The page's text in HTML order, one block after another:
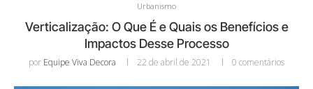
Urbanismo
Verticalização: O Que É e Quais os Benefícios e
Impactos Desse Processo
por Equipe Viva Decora 22 de abril de 2021 0 comentários